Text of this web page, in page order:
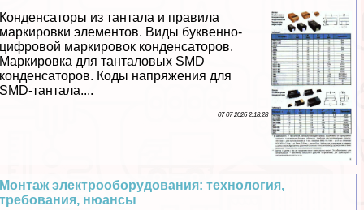
Конденсаторы из тантала и правила
маркировки элементов. Виды буквенно-
цифровой маркировок конденсаторов.
Маркировка для танталовых SMD
конденсаторов. Коды напряжения для
SMD-тантала....
07 07 2026 2:18:28
Монтаж электрооборудования: технология,
требования, нюансы